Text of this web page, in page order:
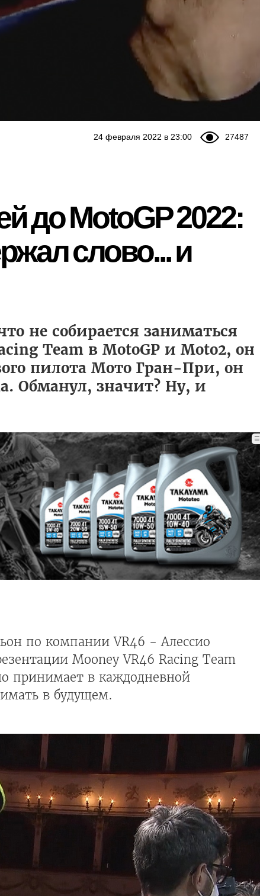
27487
24 февраля 2022 в 23:00
до MotoGP 2022:
слово... и
не собирается заниматься
Team в MotoGP и Moto2, он
пилота Мото Гран-При, он
Обманул, значит? Ну, и
☰
по компании VR46 - Алессио
Mooney VR46 Racing Team
принимает в каждодневной
в будущем.